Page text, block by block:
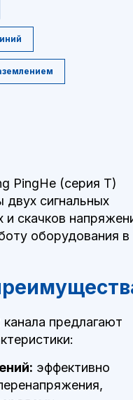
PingHe (серия T)
сигнальных
и скачков
оборудования в
предлагают
эффективно